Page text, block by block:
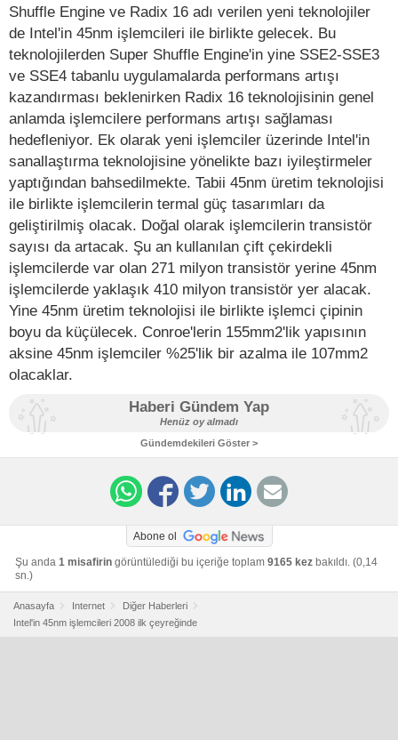
Shuffle Engine ve Radix 16 adı verilen yeni teknolojiler
de Intel'in 45nm işlemcileri ile birlikte gelecek. Bu
teknolojilerden Super Shuffle Engine'in yine SSE2-SSE3
ve SSE4 tabanlu uygulamalarda performans artışı
kazandırması beklenirken Radix 16 teknolojisinin genel
anlamda işlemcilere performans artışı sağlaması
hedefleniyor. Ek olarak yeni işlemciler üzerinde Intel'in
sanallaştırma teknolojisine yönelikte bazı iyileştirmeler
yaptığından bahsedilmekte. Tabii 45nm üretim teknolojisi
ile birlikte işlemcilerin termal güç tasarımları da
geliştirilmiş olacak. Doğal olarak işlemcilerin transistör
sayısı da artacak. Şu an kullanılan çift çekirdekli
işlemcilerde var olan 271 milyon transistör yerine 45nm
işlemcilerde yaklaşık 410 milyon transistör yer alacak.
Yine 45nm üretim teknolojisi ile birlikte işlemci çipinin
boyu da küçülecek. Conroe'lerin 155mm2'lik yapısının
aksine 45nm işlemciler %25'lik bir azalma ile 107mm2
olacaklar.
Haberi Gündem Yap
Henüz oy almadı
Gündemdekileri Göster >
Abone ol
Şu anda 1 misafirin görüntülediği bu içeriğe toplam 9165 kez bakıldı. (0,14
sn.)
Anasayfa Internet
Diğer Haberleri
Intel'in 45nm işlemcileri 2008 ilk çeyreğinde